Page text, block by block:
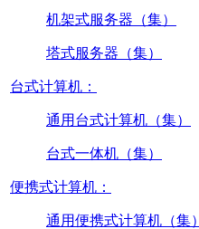
机架式服务器（集）
塔式服务器（集）
台式计算机：
通用台式计算机（集）
台式一体机（集）
便携式计算机：
通用便携式计算机（集）